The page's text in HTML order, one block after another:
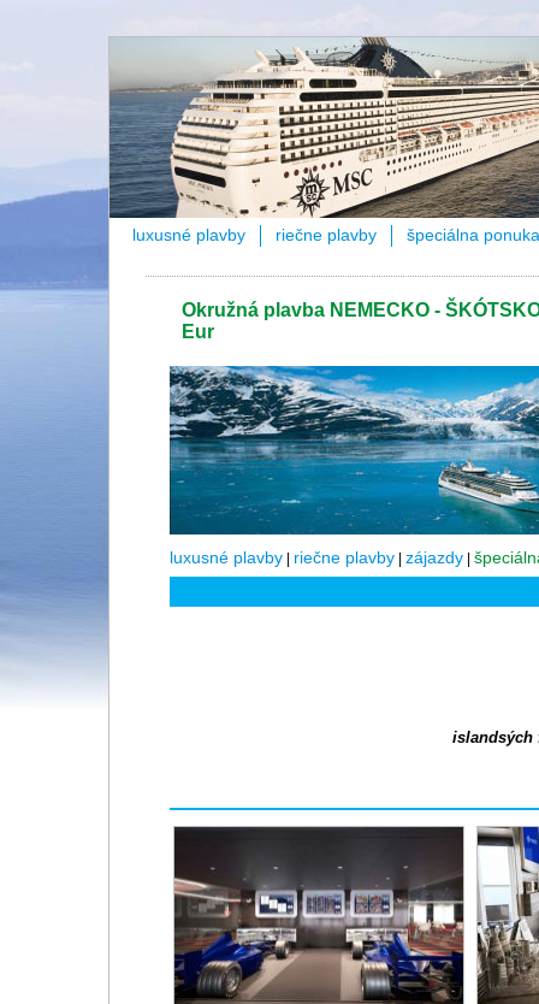
luxusné plavby riečne plavby špeciálna ponuka
Okružná plavba NEMECKO -
Eur
luxusné plavby riečne plavby zájazdy